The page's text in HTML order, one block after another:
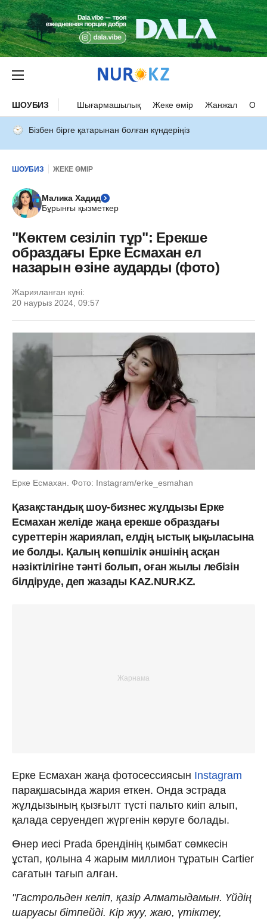
ШОУБИЗ Шығармашылық Жеке өмір Жанжал
Бізбен бірге қатарынан болған күндеріңіз
ШОУБИЗ ЖЕКЕ ӨМІР
Малика Хадид
Бұрынғы қызметкер
"Көктем сезіліп тұр": Ерекше
образдағы Ерке Есмахан ел
назарын өзіне аударды (фото)
Жарияланған күні:
20 наурыз 2024, 09:57
Ерке Есмахан. Фото: Instagram/erke_esmahan
Қазақстандық шоу-бизнес жұлдызы Ерке
Есмахан желіде жаңа ерекше образдағы
суреттерін жариялап, елдің ыстық ықыласына
ие болды. Қалың көпшілік әншінің асқан
нәзіктілігіне тәнті болып, оған жылы лебізін
білдіруде, деп жазады KAZ.NUR.KZ.
Ерке Есмахан жаңа фотосессиясын Instagram
парақшасында жария еткен. Онда эстрада
жұлдызының қызғылт түсті пальто киіп алып,
қалада серуендеп жүргенін көруге болады.
Өнер иесі Prada брендінің қымбат сөмкесін
ұстап, қолына 4 жарым миллион тұратын Cartier
сағатын тағып алған.
"Гастрольден келіп, қазір Алматыдамын. Үйдің
шаруасы бітпейді. Кір жуу, жаю, үтіктеу,